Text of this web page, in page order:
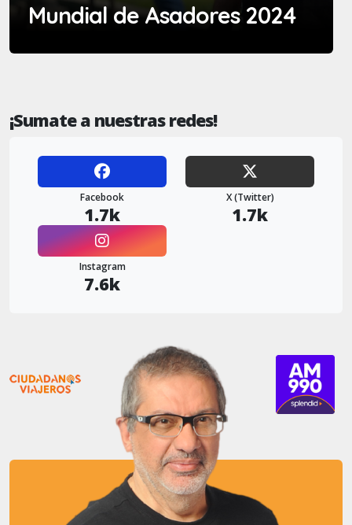
Mundial de Asadores 2024
¡Sumate a nuestras redes!
Facebook
1.7k
X (Twitter)
1.7k
Instagram
7.6k